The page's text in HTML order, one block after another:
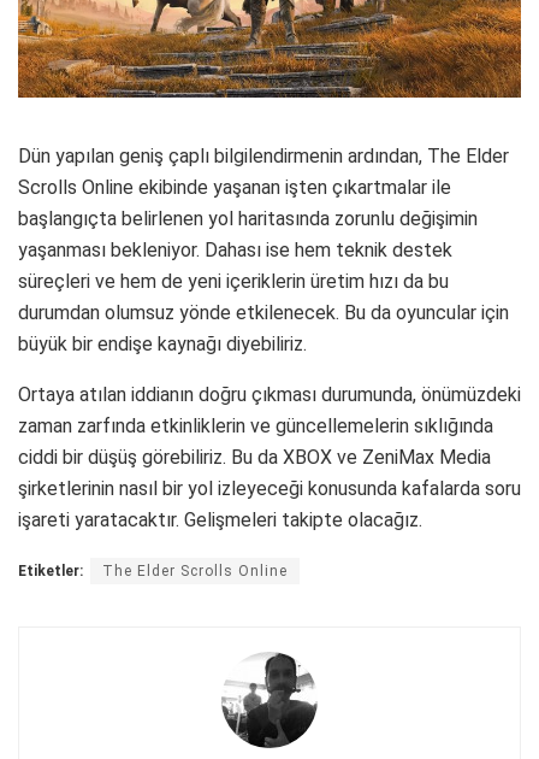
Dün yapılan geniş çaplı bilgilendirmenin ardından, The Elder
Scrolls Online ekibinde yaşanan işten çıkartmalar ile
başlangıçta belirlenen yol haritasında zorunlu değişimin
yaşanması bekleniyor. Dahası ise hem teknik destek
süreçleri ve hem de yeni içeriklerin üretim hızı da bu
durumdan olumsuz yönde etkilenecek. Bu da oyuncular için
büyük bir endişe kaynağı diyebiliriz.
Ortaya atılan iddianın doğru çıkması durumunda, önümüzdeki
zaman zarfında etkinliklerin ve güncellemelerin sıklığında
ciddi bir düşüş görebiliriz. Bu da XBOX ve ZeniMax Media
şirketlerinin nasıl bir yol izleyeceği konusunda kafalarda soru
işareti yaratacaktır. Gelişmeleri takipte olacağız.
Etiketler: The Elder Scrolls Online